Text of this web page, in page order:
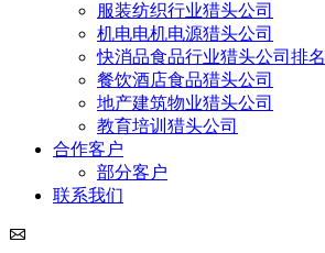
服装纺织行业猎头公司
机电电机电源猎头公司
快消品食品行业猎头公司排名
餐饮酒店食品猎头公司
地产建筑物业猎头公司
教育培训猎头公司
合作客户
部分客户
联系我们